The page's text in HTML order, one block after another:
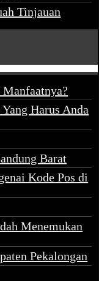
Tinjauan
Harus Anda
Barat
Kode Pos di
Menemukan
Pekalongan